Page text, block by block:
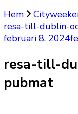
Hem
resa-till-dublin-
februari 8, 2024
resa-till-
pubmat